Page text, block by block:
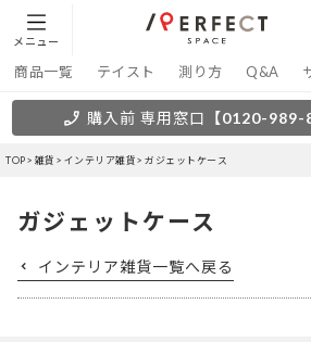
メニュー
商品一覧 テイスト 測り方 Q&A
購入前 専用窓口 【0120-989-
TOP 雑貨 インテリア雑貨 ガジェットケース
ガジェットケース
インテリア雑貨一覧へ戻る